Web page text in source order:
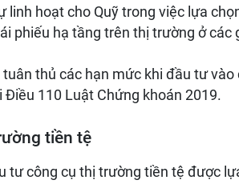
linh hoạt cho Quỹ trong việc lựa
phiếu hạ tầng trên thị trường ở các
thủ các hạn mức khi đầu tư
110 Luật Chứng khoán 2019.
tiền tệ
tư công cụ thị trường tiền tệ được